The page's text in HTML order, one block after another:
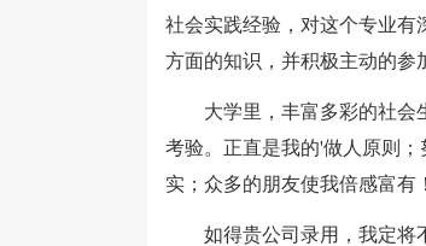
社会实践经验，对这个专业有
方面的知识，并积极主动的参
大学里，丰富多彩的社会生
考验。正直是我的'做人原则
实；众多的朋友使我倍感富有
如得贵公司录用，我定将不